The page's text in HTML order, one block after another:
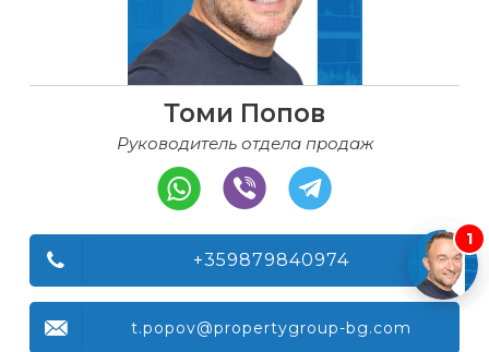
Томи Попов
Руководитель отдела продаж
+359879840974
t.popov@propertygroup-bg.com
1